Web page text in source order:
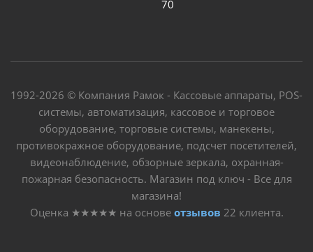
70
1992-2026 © Компания Рамок - Кассовые аппараты, POS-
системы, автоматизация, кассовое и торговое
оборудование, торговые системы, манекены,
противокражное оборудование, подсчет посетителей,
видеонаблюдение, обзорные зеркала, охранная-
пожарная безопасность. Магазин под ключ - Все для
магазина!
Оценка ★★★★★ на основе отзывов 22 клиента.